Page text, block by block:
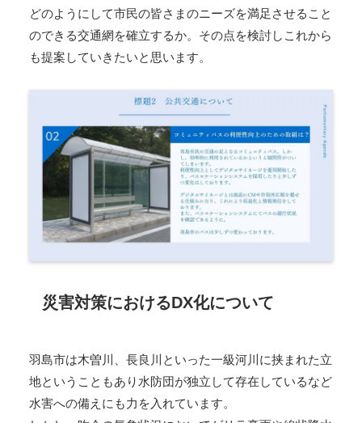
どのようにして市民の皆さまのニーズを満足させること
のできる交通網を確立するか。その点を検討しこれから
も提案していきたいと思います。
災害対策におけるDX化について
羽島市は木曽川、長良川といった一級河川に挟まれた立
地ということもあり水防団が独立して存在しているなど
水害への備えにも力を入れています。